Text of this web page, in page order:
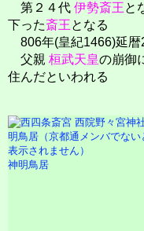
第２４代 伊勢斎王と
下った斎王となる
806年(皇紀1466)延暦
父親 桓武天皇の崩御
住んだといわれる
神明鳥居